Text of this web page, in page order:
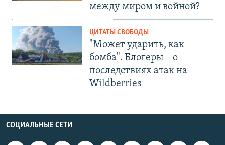
между миром и войной?
ЦИТАТЫ СВОБОДЫ
"Может ударить, как
бомба". Блогеры – о
последствиях атак на
Wildberries
СОЦИАЛЬНЫЕ СЕТИ